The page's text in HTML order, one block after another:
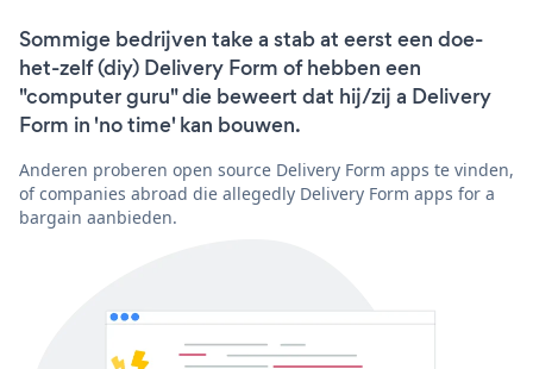
Sommige bedrijven take a stab at eerst een doe-
het-zelf (diy) Delivery Form of hebben een
"computer guru" die beweert dat hij/zij a Delivery
Form in 'no time' kan bouwen.
Anderen proberen open source Delivery Form apps te vinden,
of companies abroad die allegedly Delivery Form apps for a
bargain aanbieden.